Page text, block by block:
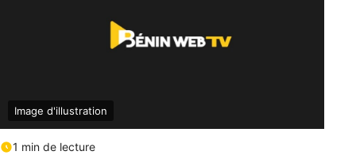
Image d'illustration
1 min de lecture